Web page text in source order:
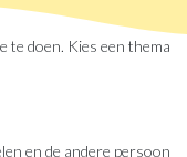
te doen. Kies een thema
en de andere persoon